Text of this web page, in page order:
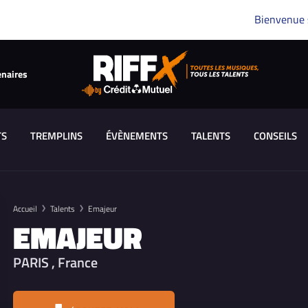
Bienvenue
TREMPLINS ÉVÈNEMENTS TALENTS CONSEILS
Accueil Talents Emajeur
EMAJEUR
PARIS , France